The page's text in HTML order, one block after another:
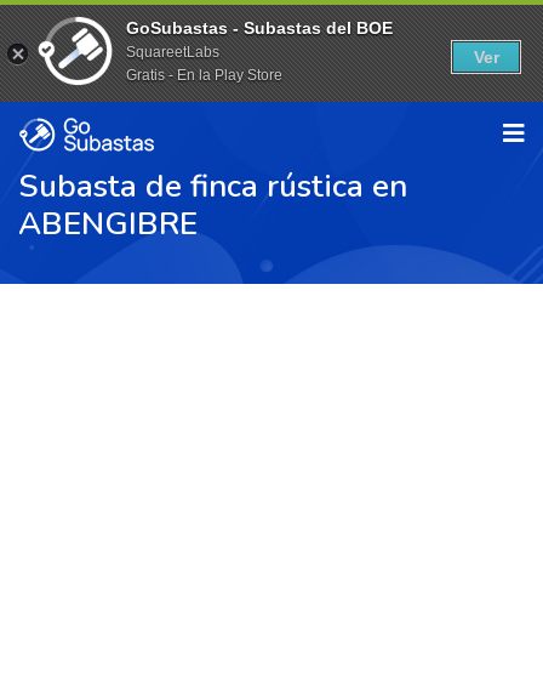
Subasta de finca rústica en
ABENGIBRE
GoSubastas - Subastas del BOE
SquareetLabs
Gratis - En la Play Store
Ver